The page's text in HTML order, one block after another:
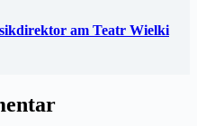
am Teatr Wielki